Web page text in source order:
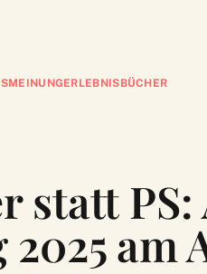
MEINUNGERLEBNISBÜCHER
statt
am